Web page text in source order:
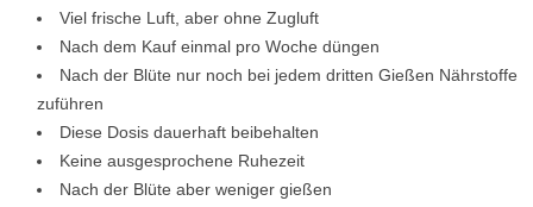
Viel frische Luft, aber ohne Zugluft
Nach dem Kauf einmal pro Woche düngen
Nach der Blüte nur noch bei jedem dritten Gießen Nährstoffe
zuführen
Diese Dosis dauerhaft beibehalten
Keine ausgesprochene Ruhezeit
Nach der Blüte aber weniger gießen